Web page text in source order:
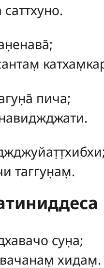
пича;
таггун̣ам̣.
сун̣а;
хидам̣.